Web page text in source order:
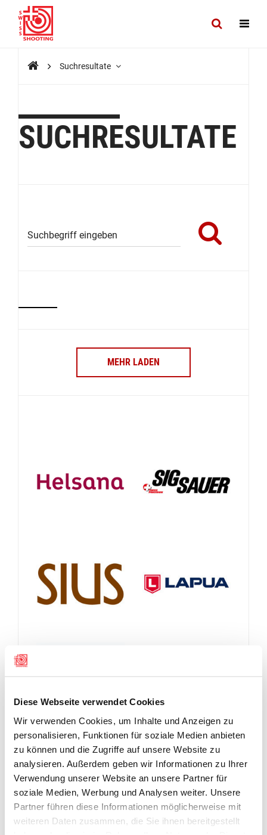
Diese Webseite verwendet Cookies
Wir verwenden Cookies, um Inhalte und Anzeigen zu
personalisieren, Funktionen für soziale Medien anbieten
zu können und die Zugriffe auf unsere Website zu
analysieren. Außerdem geben wir Informationen zu Ihrer
Verwendung unserer Website an unsere Partner für
soziale Medien, Werbung und Analysen weiter. Unsere
Partner führen diese Informationen möglicherweise mit
weiteren Daten zusammen, die Sie ihnen bereitgestellt
Such­resultate
SUCH­RESULTATE
Suchbegriff eingeben
MEHR LADEN